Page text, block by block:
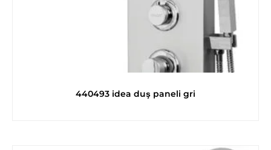
440493 idea duş paneli gri